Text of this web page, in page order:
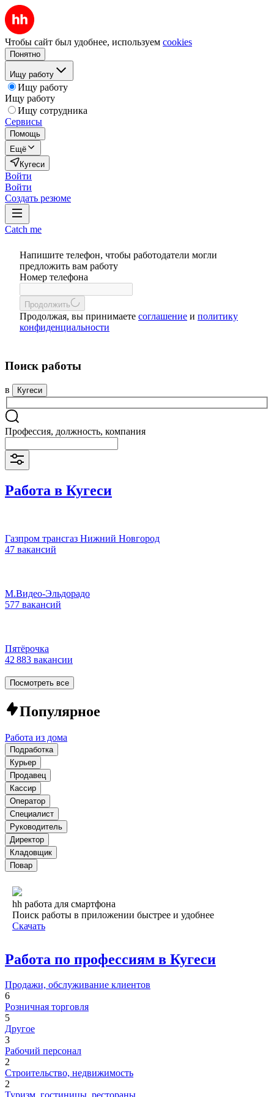
Чтобы сайт был удобнее, используем cookies
Понятно
Ищу работу
Ищу работу
Ищу работу
Ищу сотрудника
Сервисы
Помощь
Ещё
Кугеси
Войти
Войти
Создать резюме
Catch me
Напишите телефон, чтобы работодатели могли
предложить вам работу
Номер телефона
Продолжить
Продолжая, вы принимаете соглашение и политику
конфиденциальности
Поиск работы
в Кугеси
Профессия, должность, компания
Работа в Кугеси
Газпром трансгаз Нижний Новгород
47 вакансий
М.Видео-Эльдорадо
577 вакансий
Пятёрочка
42 883 вакансии
Посмотреть все
Популярное
Работа из дома
Подработка
Курьер
Продавец
Кассир
Оператор
Специалист
Руководитель
Директор
Кладовщик
Повар
hh работа для смартфона
Поиск работы в приложении быстрее и удобнее
Скачать
Работа по профессиям в Кугеси
Продажи, обслуживание клиентов
6
Розничная торговля
5
Другое
3
Рабочий персонал
2
Строительство, недвижимость
2